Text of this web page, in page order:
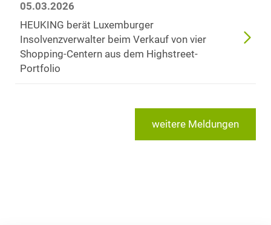
05.03.2026
HEUKING berät Luxemburger
Insolvenzverwalter beim Verkauf von vier
Shopping-Centern aus dem Highstreet-
Portfolio
weitere Meldungen